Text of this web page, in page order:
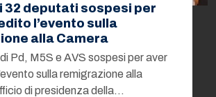
32 deputati sospesi per
l’evento sulla
alla Camera
Pd, M5S e AVS sospesi per aver
sulla remigrazione alla
di presidenza della…